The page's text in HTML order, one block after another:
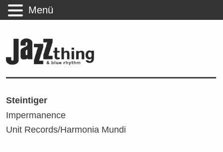
Steintiger
Impermanence
Unit Records/Harmonia Mundi
Menü